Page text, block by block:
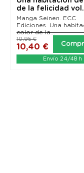
de la felicidad vol.
Manga Seinen. ECC
Ediciones. Una
color de la...
10,40 €
10,95 €
Envío 24/48 h